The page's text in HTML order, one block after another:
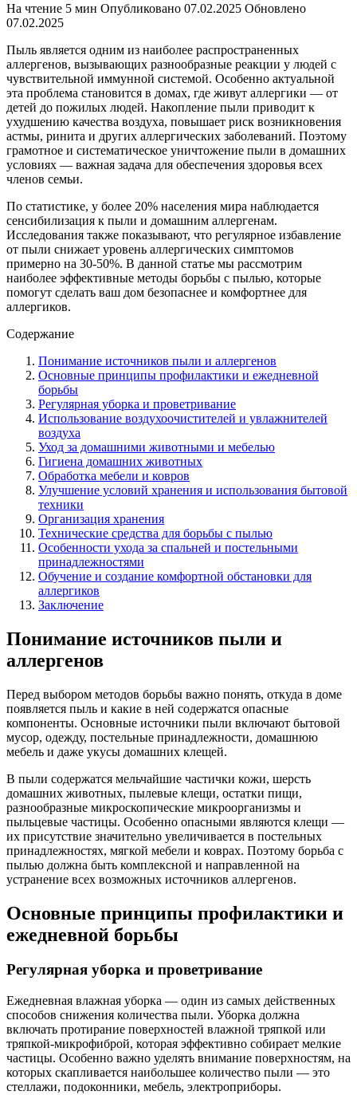
На чтение 5 мин Опубликовано 07.02.2025 Обновлено
07.02.2025
Пыль является одним из наиболее распространенных
аллергенов, вызывающих разнообразные реакции у людей с
чувствительной иммунной системой. Особенно актуальной
эта проблема становится в домах, где живут аллергики — от
детей до пожилых людей. Накопление пыли приводит к
ухудшению качества воздуха, повышает риск возникновения
астмы, ринита и других аллергических заболеваний. Поэтому
грамотное и систематическое уничтожение пыли в домашних
условиях — важная задача для обеспечения здоровья всех
членов семьи.
По статистике, у более 20% населения мира наблюдается
сенсибилизация к пыли и домашним аллергенам.
Исследования также показывают, что регулярное избавление
от пыли снижает уровень аллергических симптомов
примерно на 30-50%. В данной статье мы рассмотрим
наиболее эффективные методы борьбы с пылью, которые
помогут сделать ваш дом безопаснее и комфортнее для
аллергиков.
Содержание
Понимание источников пыли и аллергенов
Основные принципы профилактики и ежедневной
борьбы
Регулярная уборка и проветривание
Использование воздухоочистителей и увлажнителей
воздуха
Уход за домашними животными и мебелью
Гигиена домашних животных
Обработка мебели и ковров
Улучшение условий хранения и использования бытовой
техники
Организация хранения
Технические средства для борьбы с пылью
Особенности ухода за спальней и постельными
принадлежностями
Обучение и создание комфортной обстановки для
аллергиков
Заключение
Понимание источников пыли и
аллергенов
Перед выбором методов борьбы важно понять, откуда в доме
появляется пыль и какие в ней содержатся опасные
компоненты. Основные источники пыли включают бытовой
мусор, одежду, постельные принадлежности, домашнюю
мебель и даже укусы домашних клещей.
В пыли содержатся мельчайшие частички кожи, шерсть
домашних животных, пылевые клещи, остатки пищи,
разнообразные микроскопические микроорганизмы и
пыльцевые частицы. Особенно опасными являются клещи —
их присутствие значительно увеличивается в постельных
принадлежностях, мягкой мебели и коврах. Поэтому борьба с
пылью должна быть комплексной и направленной на
устранение всех возможных источников аллергенов.
Основные принципы профилактики и
ежедневной борьбы
Регулярная уборка и проветривание
Ежедневная влажная уборка — один из самых действенных
способов снижения количества пыли. Уборка должна
включать протирание поверхностей влажной тряпкой или
тряпкой-микрофиброй, которая эффективно собирает мелкие
частицы. Особенно важно уделять внимание поверхностям, на
которых скапливается наибольшее количество пыли — это
стеллажи, подоконники, мебель, электроприборы.